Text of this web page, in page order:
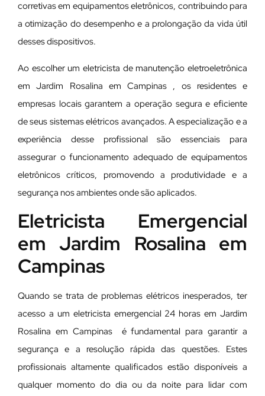
corretivas em equipamentos eletrônicos, contribuindo para
a otimização do desempenho e a prolongação da vida útil
desses dispositivos.
Ao escolher um eletricista de manutenção eletroeletrônica
em Jardim Rosalina em Campinas , os residentes e
empresas locais garantem a operação segura e eficiente
de seus sistemas elétricos avançados. A especialização e a
experiência desse profissional são essenciais para
assegurar o funcionamento adequado de equipamentos
eletrônicos críticos, promovendo a produtividade e a
segurança nos ambientes onde são aplicados.
Eletricista Emergencial
em Jardim Rosalina em
Campinas
Quando se trata de problemas elétricos inesperados, ter
acesso a um eletricista emergencial 24 horas em Jardim
Rosalina em Campinas é fundamental para garantir a
segurança e a resolução rápida das questões. Estes
profissionais altamente qualificados estão disponíveis a
qualquer momento do dia ou da noite para lidar com